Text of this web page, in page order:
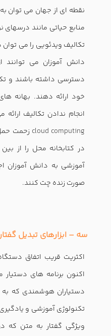
نقطه ای از جهان می توان
منابع حیاتی مانند
تکالیف ویدئویی را می
دانش آموزان می توانند
دسترسی داشته باشند و
خود ارائه دهند. بهانه
انجام ندادن تکالیف
cloud computing زحمت
در کتابخانه محل را از
آموزشی به دانش آموزان
صورت زنده چت کنند.
سه – ابزارهای تبدیل
اکثریت قریب اتفاق
اکنون برنامه های دستیار
دستیاران هوشمندی که
تکنولوژی آموزشی و
ویژگی گفتار به متن که